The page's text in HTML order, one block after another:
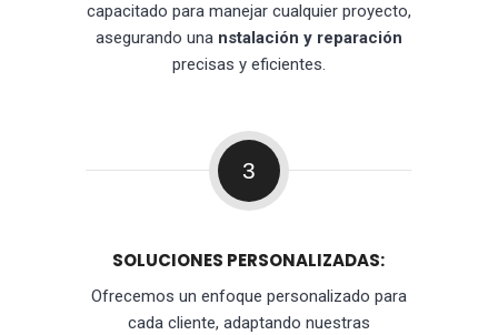
capacitado para manejar cualquier proyecto,
asegurando una nstalación y reparación
precisas y eficientes.
3
SOLUCIONES PERSONALIZADAS:
Ofrecemos un enfoque personalizado para
cada cliente, adaptando nuestras